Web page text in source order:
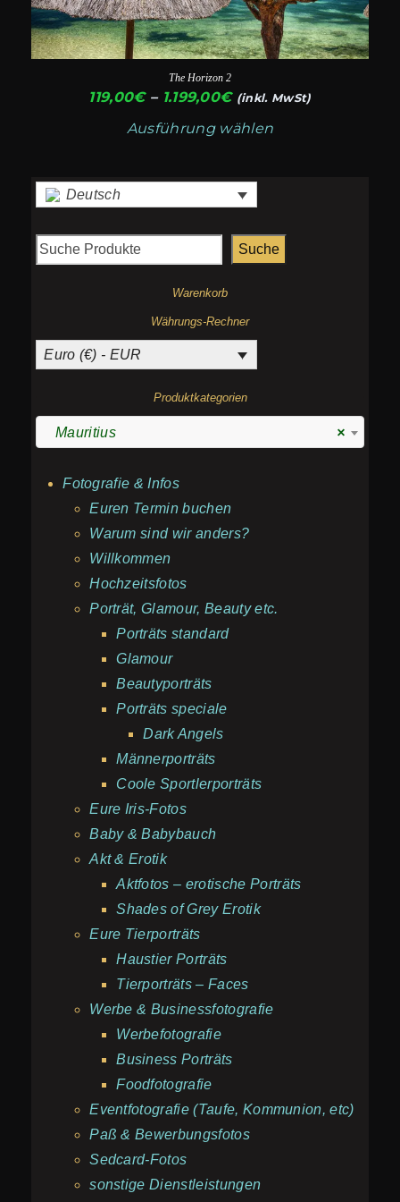
The Horizon 2
119,00€ – 1.199,00€Preisspanne:
bis
(inkl. MwSt)
Ausführung wählen
Optionen
können
Deutsch
Suche
Warenkorb
Währungs-Rechner
Euro (€) - EUR
Produktkategorien
×
Mauritius
Fotografie & Infos
Euren Termin buchen
Warum sind wir anders?
Willkommen
Hochzeitsfotos
Porträt, Glamour, Beauty etc.
Porträts standard
Glamour
Beautyporträts
Porträts speciale
Dark Angels
Männerporträts
Coole Sportlerporträts
Eure Iris-Fotos
Baby & Babybauch
Akt & Erotik
Aktfotos – erotische Porträts
Shades of Grey Erotik
Eure Tierporträts
Haustier Porträts
Tierporträts – Faces
Werbe & Businessfotografie
Werbefotografie
Business Porträts
Foodfotografie
Eventfotografie (Taufe, Kommunion, etc)
Paß & Bewerbungsfotos
Sedcard-Fotos
sonstige Dienstleistungen